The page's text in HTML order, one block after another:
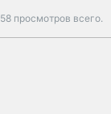
58 просмотров всего.